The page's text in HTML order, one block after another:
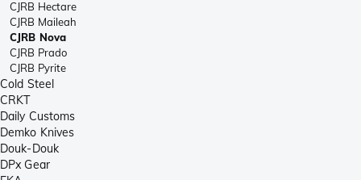
CJRB Hectare
CJRB Maileah
CJRB Nova
CJRB Prado
CJRB Pyrite
Cold Steel
CRKT
Daily Customs
Demko Knives
Douk-Douk
DPx Gear